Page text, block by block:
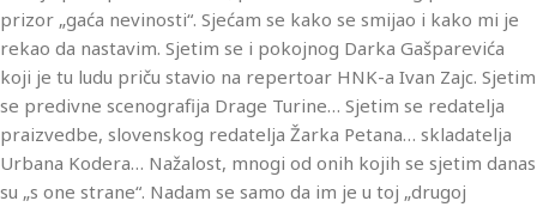
prizor „gaća nevinosti“. Sjećam se kako se smijao i kako mi je
rekao da nastavim. Sjetim se i pokojnog Darka Gašparevića
koji je tu ludu priču stavio na repertoar HNK-a Ivan Zajc. Sjetim
se predivne scenografija Drage Turine… Sjetim se redatelja
praizvedbe, slovenskog redatelja Žarka Petana… skladatelja
Urbana Kodera… Nažalost, mnogi od onih kojih se sjetim danas
su „s one strane“. Nadam se samo da im je u toj „drugoj